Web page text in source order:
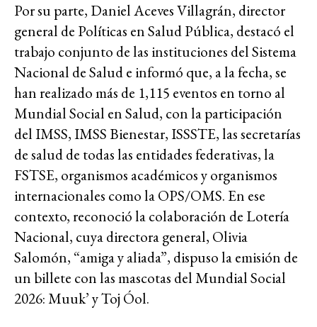
Por su parte, Daniel Aceves Villagrán, director
general de Políticas en Salud Pública, destacó el
trabajo conjunto de las instituciones del Sistema
Nacional de Salud e informó que, a la fecha, se
han realizado más de 1,115 eventos en torno al
Mundial Social en Salud, con la participación
del IMSS, IMSS Bienestar, ISSSTE, las secretarías
de salud de todas las entidades federativas, la
FSTSE, organismos académicos y organismos
internacionales como la OPS/OMS. En ese
contexto, reconoció la colaboración de Lotería
Nacional, cuya directora general, Olivia
Salomón, “amiga y aliada”, dispuso la emisión de
un billete con las mascotas del Mundial Social
2026: Muuk’ y Toj Óol.